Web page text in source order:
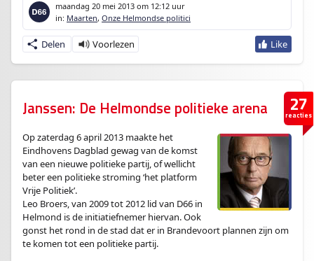
maandag 20 mei 2013 om 12:12 uur
in: Maarten, Onze Helmondse politici
Delen
27
reacties
Janssen: De Helmondse politieke arena
Op zaterdag 6 april 2013 maakte het
Eindhovens Dagblad gewag van de komst
van een nieuwe politieke partij, of wellicht
beter een politieke stroming ‘het platform
Vrije Politiek’.
Leo Broers, van 2009 tot 2012 lid van D66 in
Helmond is de initiatiefnemer hiervan. Ook
gonst het rond in de stad dat er in Brandevoort plannen zijn om
te komen tot een politieke partij.